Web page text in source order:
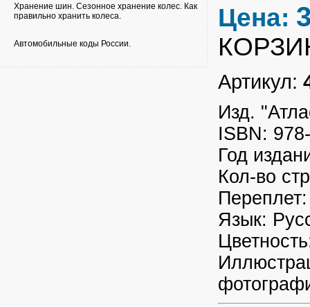
Хранение шин. Сезонное хранение колес. Как
правильно хранить колеса.
Автомобильные коды России.
Цена:
Артикул:
Изд.
ISBN:
Год
Кол-во
Язык: